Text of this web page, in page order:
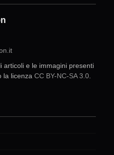
articoli e le immagini presenti
la licenzaCC BY-NC-SA 3.0